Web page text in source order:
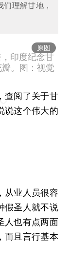
理解甘地，
原图
印度纪念甘
。图：视觉
阅了关于甘
说这个伟大的
业人员很容
假圣人就不说
人也有点两面
而且言行基本